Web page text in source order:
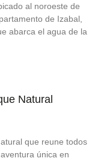
al noroeste de
de Izabal,
abarca el agua de la
Natural
que reune todos
única en